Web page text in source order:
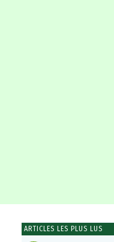
ARTICLES LES PLUS LUS